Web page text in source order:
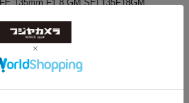
FE 135mm F1.8 GM SEL135F18GM